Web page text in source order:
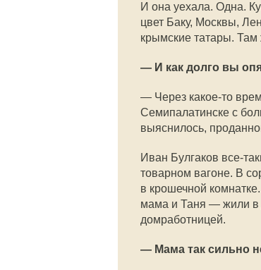
И она уехала. Одна.
цвет Баку, Москвы,
крымские татары. Там
— И как долго вы
— Через какое-то
Семипалатинске с
выяснилось,
Иван Булгаков все-
товарном вагоне. В
в крошечной
мама и Таня — жили в
домработницей.
— Мама так сильно